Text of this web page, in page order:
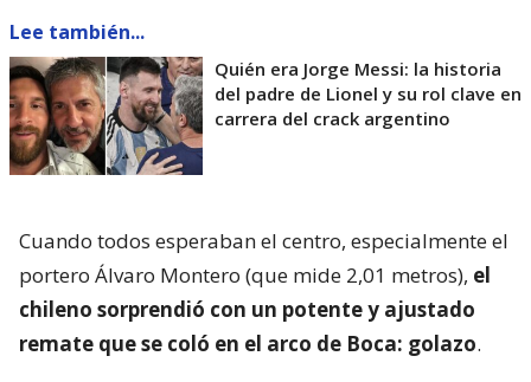
Lee también...
Quién era Jorge Messi: la historia
del padre de Lionel y su rol clave en
carrera del crack argentino
Cuando todos esperaban el centro, especialmente el
portero Álvaro Montero (que mide 2,01 metros), el
chileno sorprendió con un potente y ajustado
remate que se coló en el arco de Boca: golazo.